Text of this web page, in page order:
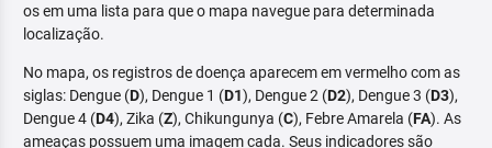
os em uma lista para que o mapa navegue para determinada
localização.
No mapa, os registros de doença aparecem em vermelho com as
siglas: Dengue (D), Dengue 1 (D1), Dengue 2 (D2), Dengue 3 (D3),
Dengue 4 (D4), Zika (Z), Chikungunya (C), Febre Amarela (FA). As
ameaças possuem uma imagem cada. Seus indicadores são